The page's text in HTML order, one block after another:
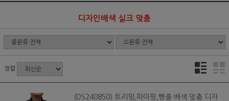
디자인배색 실크 맞춤
정렬
(DS240850) 트리밍,파이핑,삥줄 배색 맞춤 디자